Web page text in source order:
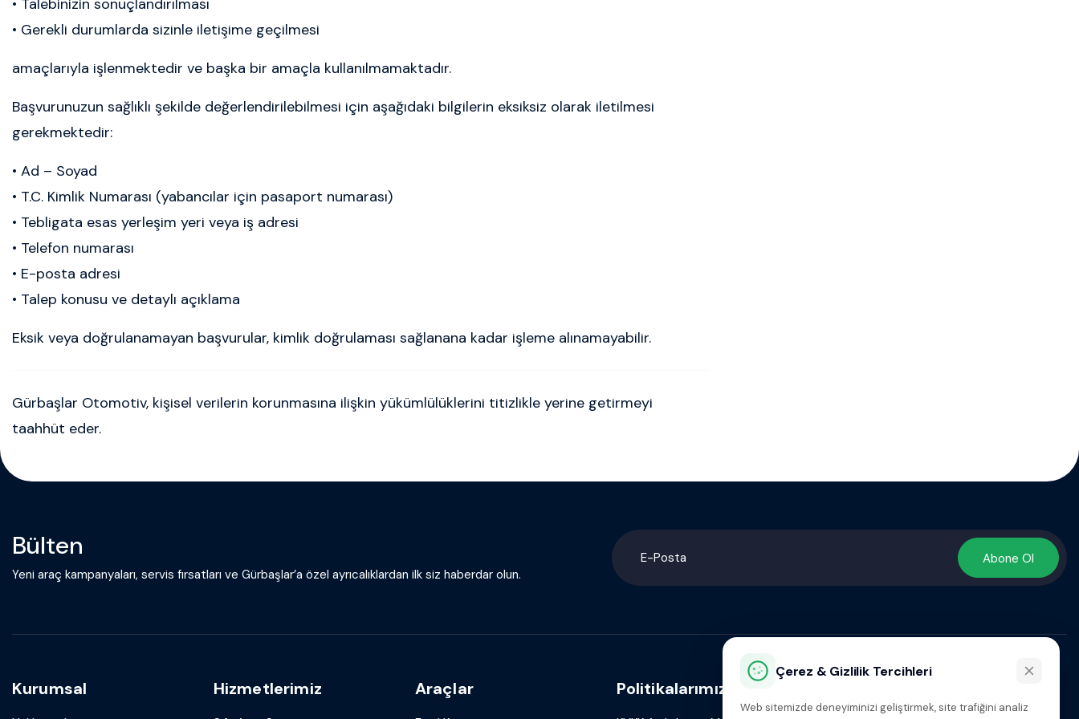
• Talebinizin sonuçlandırılması
• Gerekli durumlarda sizinle iletişime geçilmesi
amaçlarıyla işlenmektedir ve başka bir amaçla kullanılmamaktadır.
Başvurunuzun sağlıklı şekilde değerlendirilebilmesi için aşağıdaki bilgilerin eksiksiz olarak iletilmesi
gerekmektedir:
• Ad – Soyad
• T.C. Kimlik Numarası (yabancılar için pasaport numarası)
• Tebligata esas yerleşim yeri veya iş adresi
• Telefon numarası
• E-posta adresi
• Talep konusu ve detaylı açıklama
Eksik veya doğrulanamayan başvurular, kimlik doğrulaması sağlanana kadar işleme alınamayabilir.
Gürbaşlar Otomotiv, kişisel verilerin korunmasına ilişkin yükümlülüklerini titizlikle yerine getirmeyi
taahhüt eder.
Bülten
Yeni araç kampanyaları, servis fırsatları ve Gürbaşlar’a özel ayrıcalıklardan ilk siz haberdar olun.
Abone Ol
Kurumsal Hizmetlerimiz Araçlar Politikalarımız
Çerez & Gizlilik Tercihleri
Web sitemizde deneyiminizi geliştirmek, site trafiğini analiz